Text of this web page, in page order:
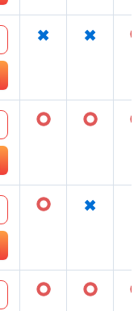
× ×
○ ○
○ ×
○ ○